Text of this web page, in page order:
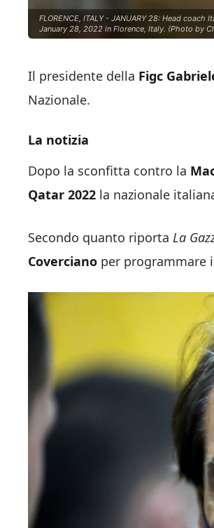
FLORENCE, ITALY - JANUARY 28: Head
January 28, 2022 in Florence, Italy. (Photo by
Il presidente della Figc
Nazionale.
La notizia
Dopo la sconfitta contro la
Qatar 2022 la nazionale
Secondo quanto riporta La
Coverciano per programmare